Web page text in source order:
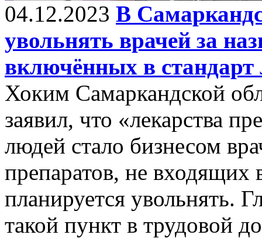
04.12.2023 В
увольнять врачей за
включённых в стандарт
Хоким Самаркандской
заявил, что «лекарства
людей стало бизнесом
препаратов, не входящих
планируется увольнять.
такой пункт в трудовой